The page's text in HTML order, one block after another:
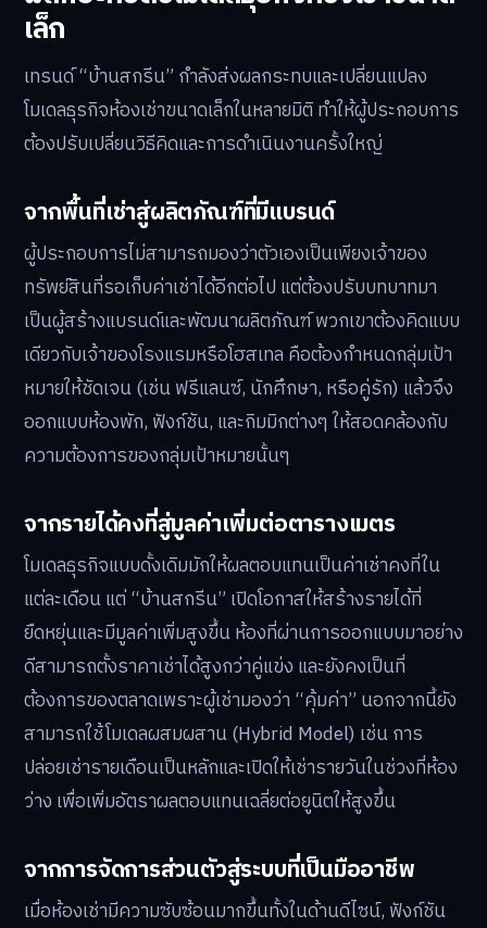
เล็ก
เทรนด์ “บ้านสกรีน” กำลังส่งผลกระทบและเปลี่ยนแปลง
โมเดลธุรกิจห้องเช่าขนาดเล็กในหลายมิติ ทำให้ผู้ประกอบการ
ต้องปรับเปลี่ยนวิธีคิดและการดำเนินงานครั้งใหญ่
จากพื้นที่เช่าสู่ผลิตภัณฑ์ที่มีแบรนด์
ผู้ประกอบการไม่สามารถมองว่าตัวเองเป็นเพียงเจ้าของ
ทรัพย์สินที่รอเก็บค่าเช่าได้อีกต่อไป แต่ต้องปรับบทบาทมา
เป็นผู้สร้างแบรนด์และพัฒนาผลิตภัณฑ์ พวกเขาต้องคิดแบบ
เดียวกับเจ้าของโรงแรมหรือโฮสเทล คือต้องกำหนดกลุ่มเป้า
หมายให้ชัดเจน (เช่น ฟรีแลนซ์, นักศึกษา, หรือคู่รัก) แล้วจึง
ออกแบบห้องพัก, ฟังก์ชัน, และกิมมิกต่างๆ ให้สอดคล้องกับ
ความต้องการของกลุ่มเป้าหมายนั้นๆ
จากรายได้คงที่สู่มูลค่าเพิ่มต่อตารางเมตร
โมเดลธุรกิจแบบดั้งเดิมมักให้ผลตอบแทนเป็นค่าเช่าคงที่ใน
แต่ละเดือน แต่ “บ้านสกรีน” เปิดโอกาสให้สร้างรายได้ที่
ยืดหยุ่นและมีมูลค่าเพิ่มสูงขึ้น ห้องที่ผ่านการออกแบบมาอย่าง
ดีสามารถตั้งราคาเช่าได้สูงกว่าคู่แข่ง และยังคงเป็นที่
ต้องการของตลาดเพราะผู้เช่ามองว่า “คุ้มค่า” นอกจากนี้ยัง
สามารถใช้โมเดลผสมผสาน (Hybrid Model) เช่น การ
ปล่อยเช่ารายเดือนเป็นหลักและเปิดให้เช่ารายวันในช่วงที่ห้อง
ว่าง เพื่อเพิ่มอัตราผลตอบแทนเฉลี่ยต่อยูนิตให้สูงขึ้น
จากการจัดการส่วนตัวสู่ระบบที่เป็นมืออาชีพ
เมื่อห้องเช่ามีความซับซ้อนมากขึ้นทั้งในด้านดีไซน์, ฟังก์ชัน